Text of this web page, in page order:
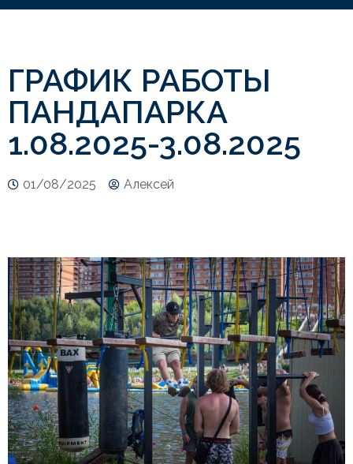
ГРАФИК РАБОТЫ
ПАНДАПАРКА
1.08.2025-3.08.2025
01/08/2025 Алекcей